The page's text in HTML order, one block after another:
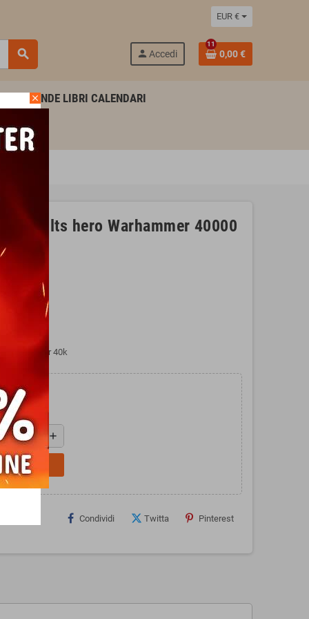
EUR €
search person Accedi
11
0,00 €
AGENDE LIBRI CALENDARI
Cults hero Warhammer 40000
40000
Warhammer 40k
add
Condividi Twitta Pinterest
close